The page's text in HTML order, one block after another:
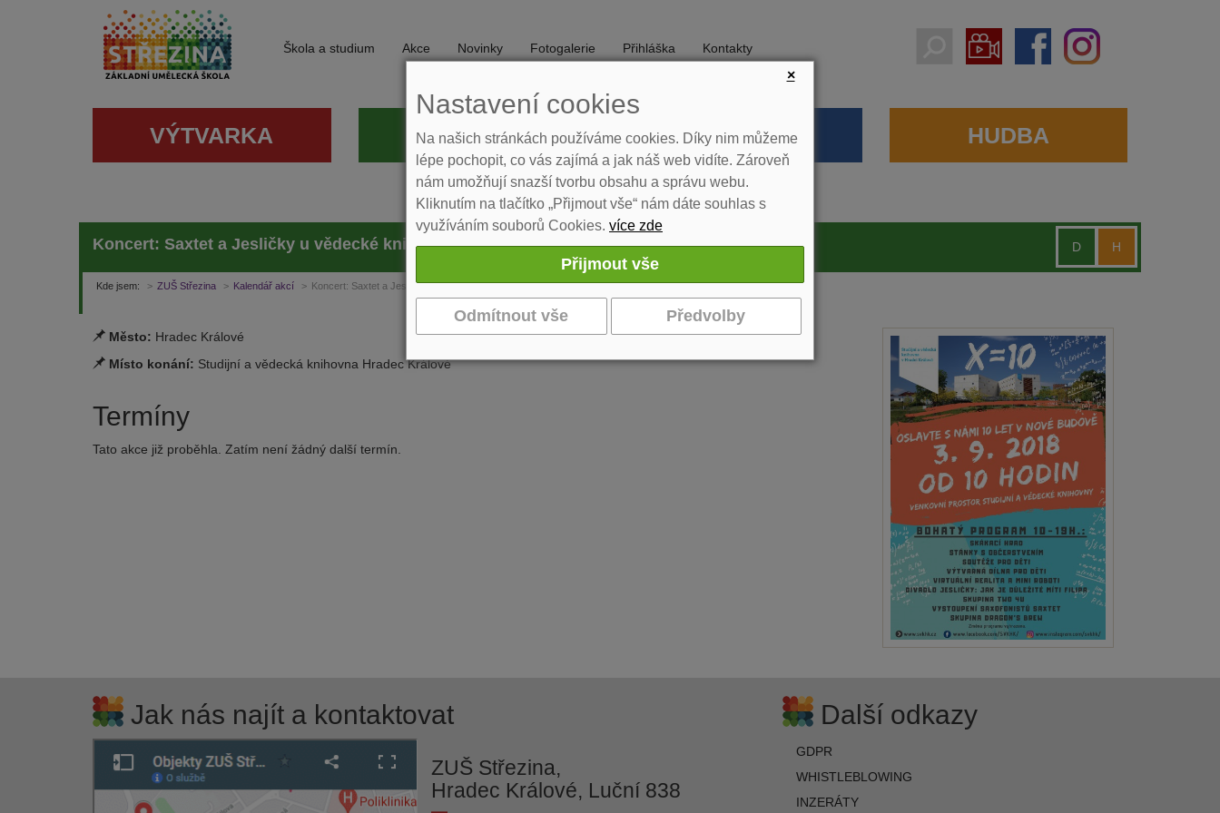
Škola a studium Akce Novinky Fotogalerie Přihláška Kontakty
VÝTVARKA DIVADLO TANEC HUDBA
Koncert: Saxtet a Jesličky u vědecké knihovny D H
Kde jsem: ZUŠ Střezina Kalendář akcí Koncert: Saxtet a Jesličky u vědecké knihovny
Město: Hradec Králové
Místo konání: Studijní a vědecká knihovna Hradec Králové
Termíny
Tato akce již proběhla. Zatím není žádný další termín.
Jak nás najít a kontaktovat
ZUŠ Střezina,
Hradec Králové, Luční 838
Další odkazy
GDPR
WHISTLEBLOWING
INZERÁTY
×
Nastavení cookies
Na našich stránkách používáme cookies. Díky nim můžeme
lépe pochopit, co vás zajímá a jak náš web vidíte. Zároveň
nám umožňují snazší tvorbu obsahu a správu webu.
Kliknutím na tlačítko „Přijmout vše“ nám dáte souhlas s
využíváním souborů Cookies. více zde